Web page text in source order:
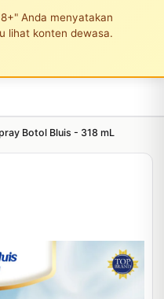
Anda menyatakan
lihat konten dewasa.
Botol Bluis - 318 mL